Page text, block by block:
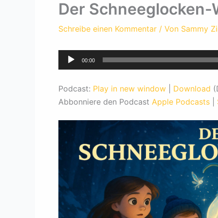
Der Schneeglocken-
Schreibe einen Kommentar / Von Sammy
Audio-
Player
00:00
Podcast: Play in new window Download
Abbonniere den Podcast Apple Podcasts